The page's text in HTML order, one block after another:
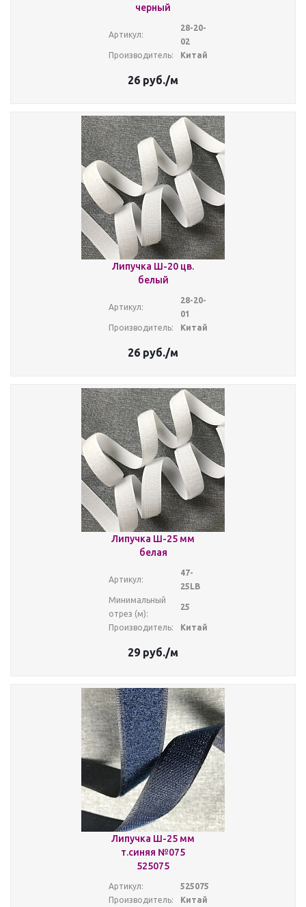
черный
Артикул:
28-20-
02
Производитель:
Китай
26 руб./м
Липучка Ш-20 цв.
белый
Артикул:
28-20-
01
Производитель:
Китай
26 руб./м
Липучка Ш-25 мм
белая
Артикул:
47-
25LB
Минимальный
отрез (м):
25
Производитель: Китай
29 руб./м
Липучка Ш-25 мм
т.синяя №075
525075
Артикул:
525075
Производитель:
Китай